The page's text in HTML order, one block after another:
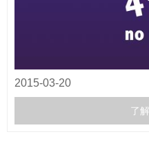
2015-03-20
了